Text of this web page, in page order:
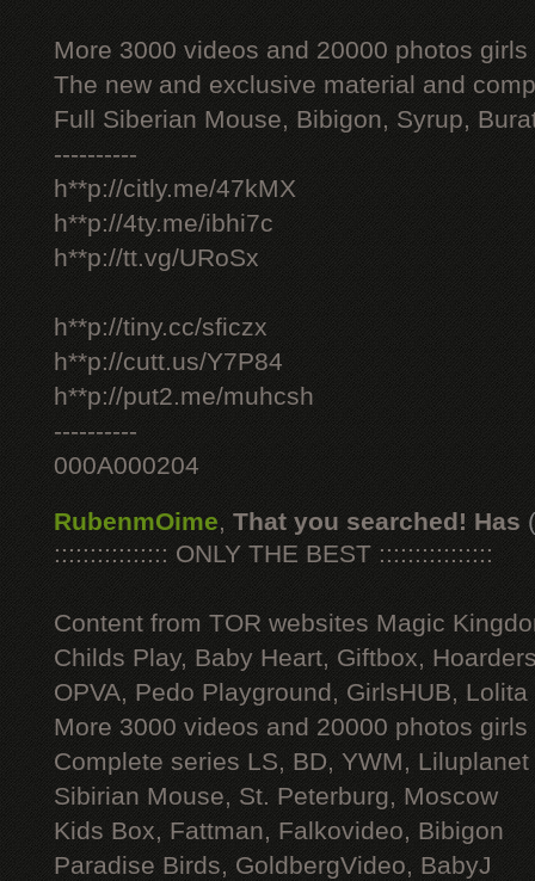
More 3000 videos and 20000 photos
The new and exclusive material and
Full Siberian Mouse, Bibigon, Syrup,
----------
h**p://citly.me/47kMX
h**p://4ty.me/ibhi7c
h**p://tt.vg/URoSx
h**p://tiny.cc/sficzx
h**p://cutt.us/Y7P84
h**p://put2.me/muhcsh
----------
000A000204
RubenmOime, That you searched! Has
:::::::::::::::: ONLY THE BEST ::::::::::::::::
Content from TOR websites Magic
Childs Play, Baby Heart, Giftbox,
OPVA, Pedo Playground, GirlsHUB, Lolita
More 3000 videos and 20000 photos
Complete series LS, BD, YWM, Liluplanet
Sibirian Mouse, St. Peterburg, Moscow
Kids Box, Fattman, Falkovideo, Bibigon
Paradise Birds, GoldbergVideo, BabyJ